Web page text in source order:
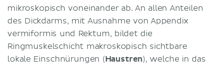
mikroskopisch voneinander ab. An allen Anteilen
des Dickdarms, mit Ausnahme von Appendix
vermiformis und Rektum, bildet die
Ringmuskelschicht makroskopisch sichtbare
lokale Einschnürungen (Haustren), welche in das